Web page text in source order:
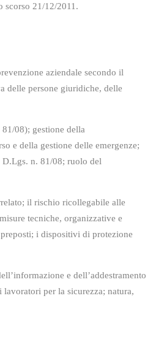
scorso 21/12/2011.
aziendale secondo il
delle persone giuridiche, delle
08); gestione della
e della gestione delle emergenze;
n. 81/08; ruolo del
il rischio ricollegabile alle
tecniche, organizzative e
i dispositivi di protezione
e dell’addestramento
per la sicurezza; natura,